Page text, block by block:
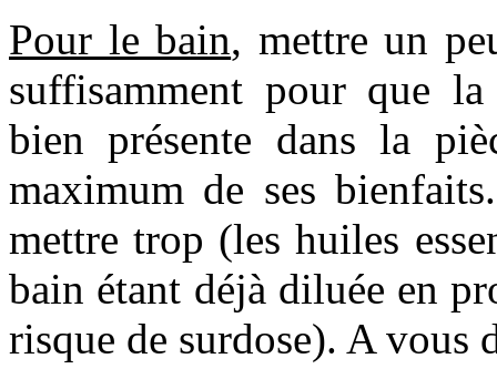
Pour le bain, mettre un
suffisamment pour que
bien présente dans la
maximum de ses
mettre trop (les huiles
bain étant déjà diluée en
risque de surdose). A